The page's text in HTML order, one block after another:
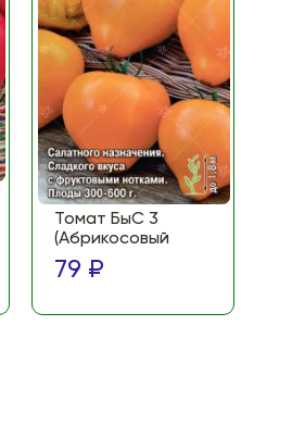
Томат БыС 3
(Абрикосовый
79 ₽